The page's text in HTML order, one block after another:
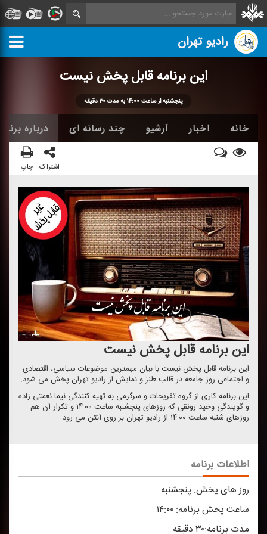
رادیو تهران
این برنامه قابل پخش نیست
پنجشنبه از ساعت ۱۴:۰۰ به مدت ۳۰ دقیقه
خانه اخبار آرشیو چند رسانه ای درباره
اشتراک چاپ
این برنامه قابل پخش نیست
این برنامه قابل پخش نیست با بیان مهمترین موضوعات سیاسی، اقتصادی
و اجتماعی روز جامعه در قالب طنز و نمایش از رادیو تهران پخش می شود.
این برنامه كاری از گروه تفریحات و سرگرمی به تهیه كنندگی نیما نعمتی زاده
و گویندگی وحید رونقی كه روزهای پنجشنبه ساعت ۱۴:۰۰ و تكرار آن هم
روزهای شنبه ساعت ۱۴:۰۰ از رادیو تهران بر روی آنتن می رود.
اطلاعات برنامه
روز های پخش: پنجشنبه
ساعت پخش برنامه:
مدت برنامه:۳۰ دقیقه